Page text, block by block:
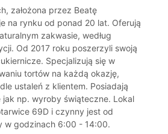
założona przez Beatę
na rynku od ponad 20 lat. Oferują
zakwasie, według
Od 2017 roku poszerzyli swoją
Specjalizują się w
tortów na każdą okazję,
ustaleń z klientem. Posiadają
np. wyroby świąteczne. Lokal
69D i czynny jest od
w godzinach 6:00 - 14:00.